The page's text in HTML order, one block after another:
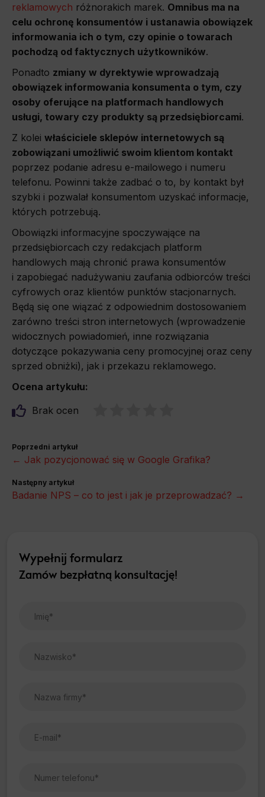
Wypełnij formularz
Zamów bezpłatną konsultację!
reklamowych różnorakich marek. Omnibus ma na
celu ochronę konsumentów i ustanawia obowiązek
informowania ich o tym, czy opinie o towarach
pochodzą od faktycznych użytkowników.
Ponadto zmiany w dyrektywie wprowadzają
obowiązek informowania konsumenta o tym, czy
osoby oferujące na platformach handlowych
usługi, towary czy produkty są przedsiębiorcami.
Z kolei właściciele sklepów internetowych są
zobowiązani umożliwić swoim klientom kontakt
poprzez podanie adresu e-mailowego i numeru
telefonu. Powinni także zadbać o to, by kontakt był
szybki i pozwalał konsumentom uzyskać informacje,
których potrzebują.
Obowiązki informacyjne spoczywające na
przedsiębiorcach czy redakcjach platform
handlowych mają chronić prawa konsumentów
i zapobiegać nadużywaniu zaufania odbiorców treści
cyfrowych oraz klientów punktów stacjonarnych.
Będą się one wiązać z odpowiednim dostosowaniem
zarówno treści stron internetowych (wprowadzenie
widocznych powiadomień, inne rozwiązania
dotyczące pokazywania ceny promocyjnej oraz ceny
sprzed obniżki), jak i przekazu reklamowego.
Ocena artykułu:
Brak ocen
Poprzedni artykuł
← Jak pozycjonować się w Google Grafika?
Następny artykuł
Badanie NPS – co to jest i jak je przeprowadzać? →